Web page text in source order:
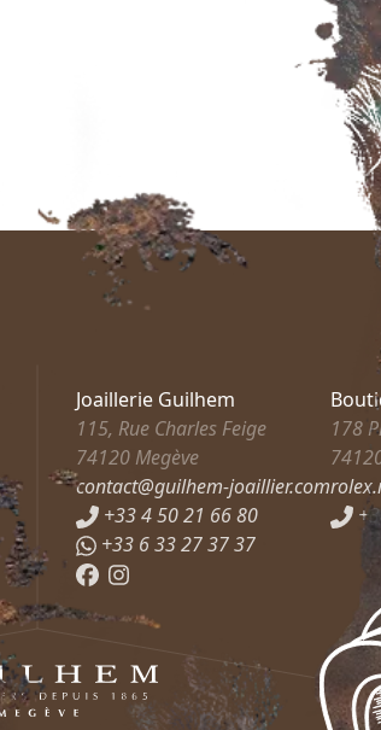
Joaillerie Guilhem
115, Rue Charles Feige
74120 Megève
contact@guilhem-joaillier.com
+33 4 50 21 66 80
+33 6 33 27 37 37
178